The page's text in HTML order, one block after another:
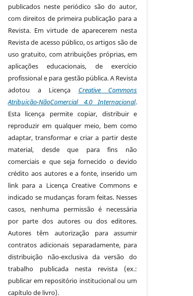
publicados neste periódico são do autor,
com direitos de primeira publicação para a
Revista. Em virtude de aparecerem nesta
Revista de acesso público, os artigos são de
uso gratuito, com atribuições próprias, em
aplicações educacionais, de exercício
profissional e para gestão pública. A Revista
adotou a Licença Creative Commons
Atribuição-NãoComercial 4.0 Internacional.
Esta licença permite copiar, distribuir e
reproduzir em qualquer meio, bem como
adaptar, transformar e criar a partir deste
material, desde que para fins não
comerciais e que seja fornecido o devido
crédito aos autores e a fonte, inserido um
link para a Licença Creative Commons e
indicado se mudanças foram feitas. Nesses
casos, nenhuma permissão é necessária
por parte dos autores ou dos editores.
Autores têm autorização para assumir
contratos adicionais separadamente, para
distribuição não-exclusiva da versão do
trabalho publicada nesta revista (ex.:
publicar em repositório institucional ou um
capítulo de livro).